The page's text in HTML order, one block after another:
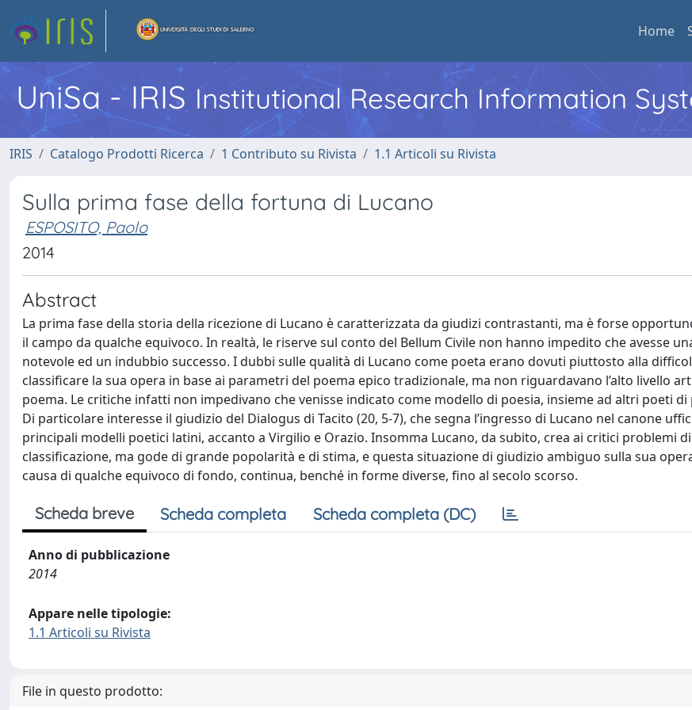
Home
UniSa - IRIS Institutional Research Information
IRIS Catalogo Prodotti Ricerca 1 Contributo su Rivista 1.1 Articoli su Rivista
Sulla prima fase della fortuna di Lucano
ESPOSITO, Paolo
2014
Abstract
La prima fase della storia della ricezione di Lucano è caratterizzata da giudizi contrastanti, ma è forse
il campo da qualche equivoco. In realtà, le riserve sul conto del Bellum Civile non hanno impedito che avesse
notevole ed un indubbio successo. I dubbi sulle qualità di Lucano come poeta erano dovuti piuttosto alla
classificare la sua opera in base ai parametri del poema epico tradizionale, ma non riguardavano l’alto livello
poema. Le critiche infatti non impedivano che venisse indicato come modello di poesia, insieme ad altri poeti
Di particolare interesse il giudizio del Dialogus di Tacito (20, 5-7), che segna l’ingresso di Lucano nel canone
principali modelli poetici latini, accanto a Virgilio e Orazio. Insomma Lucano, da subito, crea ai critici problemi di
classificazione, ma gode di grande popolarità e di stima, e questa situazione di giudizio ambiguo sulla sua
causa di qualche equivoco di fondo, continua, benché in forme diverse, fino al secolo scorso.
Scheda breve Scheda completa Scheda completa (DC)
Anno di pubblicazione
2014
Appare nelle tipologie:
1.1 Articoli su Rivista
File in questo prodotto: